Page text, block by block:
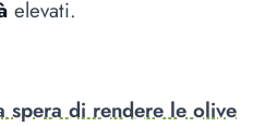
elevati.
spera di rendere le olive